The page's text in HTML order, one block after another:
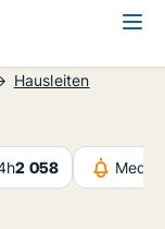
Hausleiten
2 058